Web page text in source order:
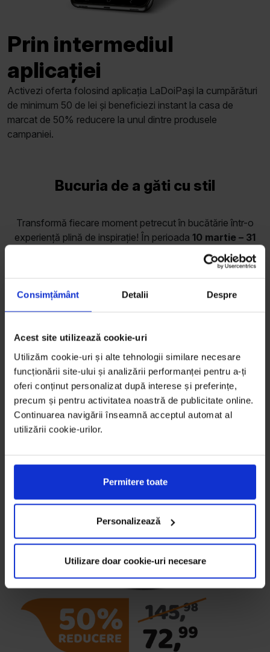
Consimțământ Detalii Despre
Acest site utilizează cookie-uri
Utilizăm cookie-uri și alte tehnologii similare necesare
funcționării site-ului și analizării performanței pentru a-ți
oferi conținut personalizat după interese și preferințe,
precum și pentru activitatea noastră de publicitate online.
Continuarea navigării înseamnă acceptul automat al
utilizării cookie-urilor.
Permitere toate
Personalizează
Utilizare doar cookie-uri necesare
Prin intermediul
aplicației
Activezi oferta folosind aplicația LaDoiPași la cumpărături
de minimum 50 de lei și beneficiezi instant la casa de
marcat de 50% reducere la unul dintre produsele
campaniei.
Bucuria de a găti cu stil
Transformă fiecare moment petrecut în bucătărie într-o
experiență plină de inspirație! În perioada 10 martie – 31
vino în magazinul LaDoiPași preferat și bucură-te de
50% reducere la gama noastră de electrocasnice.
Gătește mai ușor, mai rapid și cu mai
Descoperă mai jos întreaga noastră gama de
electrocasnice: